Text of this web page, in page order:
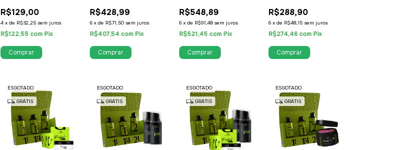
BIOFUNCIONAL )
R$129,00
4 xde R$32,25 sem juros
R$122,55 com Pix
COMPLEX3D
R$428,99
6 xde R$71,50 sem juros
R$407,54 com Pix
COMPLEX3D
R$548,89
6 xde R$91,48 sem juros
R$521,45 com Pix
R$288,90
6 xde R$48,15 sem juros
R$274,46 com Pix
ESGOTADO
GRÁTIS
ESGOTADO
GRÁTIS
ESGOTADO
GRÁTIS
ESGOTADO
GRÁTIS